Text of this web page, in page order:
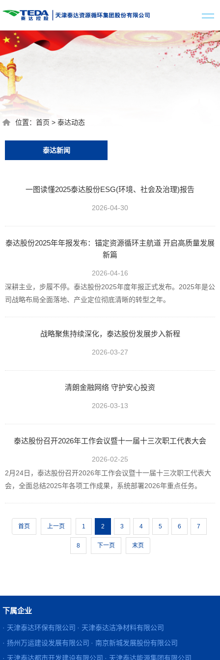
位置： 首页 > 泰达动态
泰达新闻
一图读懂2025泰达股份ESG(环境、社会及治理)报告
2026-04-30
泰达股份2025年年报发布：锚定资源循环主航道 开启高质量发展
新篇
2026-04-16
深耕主业，步履不停。泰达股份2025年度年报正式发布。2025年是公
司战略布局全面落地、产业定位彻底清晰的转型之年。
战略聚焦持续深化，泰达股份发展步入新程
2026-03-27
清朗金融网络 守护安心投资
2026-03-13
泰达股份召开2026年工作会议暨十一届十三次职工代表大会
2026-02-25
2月24日，泰达股份召开2026年工作会议暨十一届十三次职工代表大
会，全面总结2025年各项工作成果，系统部署2026年重点任务。
首页 上一页 1 2 3 4 5 6 7
8 下一页 末页
下属企业
· 天津泰达环保有限公司 · 天津泰达洁净材料有限公司
· 扬州万运建设发展有限公司 · 南京新城发展股份有限公司
· 天津泰达都市开发建设有限公司 · 天津泰达能源集团有限公司